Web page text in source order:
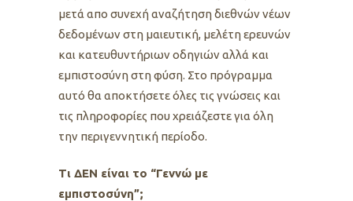
μετά απο συνεχή αναζήτηση διεθνών νέων
δεδομένων στη μαιευτική, μελέτη ερευνών
και κατευθυντήριων οδηγιών αλλά και
εμπιστοσύνη στη φύση. Στο πρόγραμμα
αυτό θα αποκτήσετε όλες τις γνώσεις και
τις πληροφορίες που χρειάζεστε για όλη
την περιγεννητική περίοδο.
Τι ΔΕΝ είναι το “Γεννώ με
εμπιστοσύνη”;